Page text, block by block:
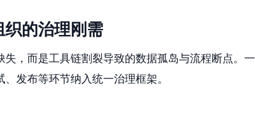
的治理刚需
，而是工具链割裂导致的数据孤岛与流程断点。一
发布等环节纳入统一治理框架。